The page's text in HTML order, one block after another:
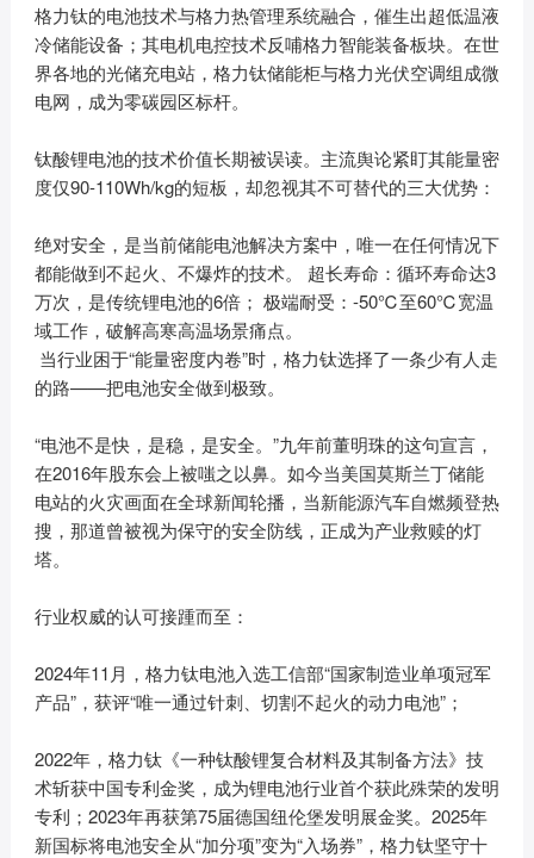
格力钛的电池技术与格力热管理系统融合，催生出超低温液
冷储能设备；其电机电控技术反哺格力智能装备板块。在世
界各地的光储充电站，格力钛储能柜与格力光伏空调组成微
电网，成为零碳园区标杆。
钛酸锂电池的技术价值长期被误读。主流舆论紧盯其能量密
度仅90-110Wh/kg的短板，却忽视其不可替代的三大优势：
绝对安全，是当前储能电池解决方案中，唯一在任何情况下
都能做到不起火、不爆炸的技术。 超长寿命：循环寿命达3
万次，是传统锂电池的6倍； 极端耐受：-50℃至60℃宽温
域工作，破解高寒高温场景痛点。
当行业困于“能量密度内卷”时，格力钛选择了一条少有人走
的路——把电池安全做到极致。
“电池不是快，是稳，是安全。”九年前董明珠的这句宣言，
在2016年股东会上被嗤之以鼻。如今当美国莫斯兰丁储能
电站的火灾画面在全球新闻轮播，当新能源汽车自燃频登热
搜，那道曾被视为保守的安全防线，正成为产业救赎的灯
塔。
行业权威的认可接踵而至：
2024年11月，格力钛电池入选工信部“国家制造业单项冠军
产品”，获评“唯一通过针刺、切割不起火的动力电池”；
2022年，格力钛《一种钛酸锂复合材料及其制备方法》技
术斩获中国专利金奖，成为锂电池行业首个获此殊荣的发明
专利；2023年再获第75届德国纽伦堡发明展金奖。2025年
新国标将电池安全从“加分项”变为“入场券”，格力钛坚守十